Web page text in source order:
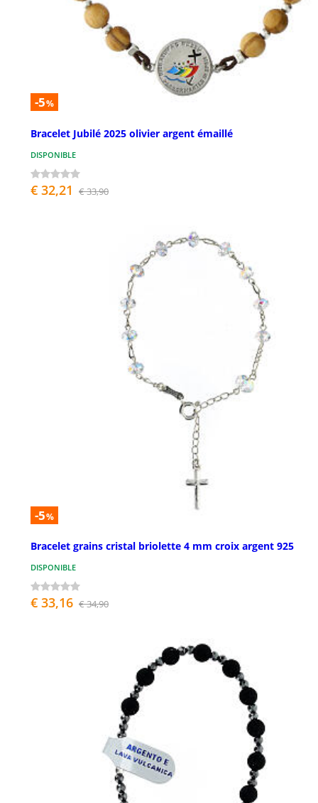
-5%
Bracelet Jubilé 2025 olivier argent émaillé
DISPONIBLE
€ 32,21 € 33,90
-5%
Bracelet grains cristal briolette 4 mm croix argent 925
DISPONIBLE
€ 33,16 € 34,90